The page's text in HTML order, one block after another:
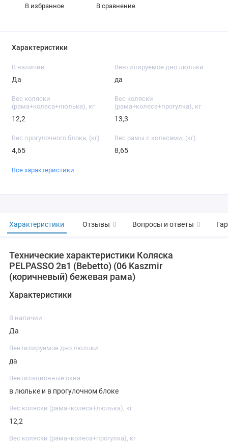
В избранное В сравнение
Характеристики
В наличии
Да
Вентилируемое дно люльки
да
Вес коляски
(рама+колеса+люлька), кг
12,2
Вес коляски
(рама+колеса+прогулка), кг
13,3
Вес прогулочного блока, (кг)
4,65
Вес рамы с колесами, (кг)
8,65
Все характеристики
Характеристики Отзывы 0 Вопросы и ответы 0
Технические характеристики Коляска
PELPASSO 2в1 (Bebetto) (06 Kaszmir
(коричневый) бежевая рама)
Характеристики
В наличии
Да
Вентилируемое дно люльки
да
Вентиляционные окна
в люльке и в прогулочном блоке
Вес коляски (рама+колеса+люлька), кг
12,2
Вес коляски (рама+колеса+прогулка), кг